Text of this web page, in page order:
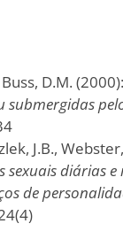
D.M. (2000):
submergidas
J.B.,
sexuais diárias e
de